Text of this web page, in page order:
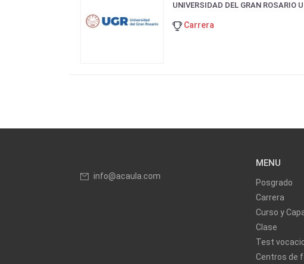
UNIVERSIDAD DEL GRAN ROSARIO
Carrera
info@acaula.com
MENU
Posgrado
Carrera
Curso y
Clase
Test
Centros de